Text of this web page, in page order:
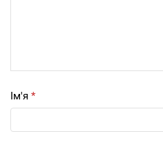
Ім'я *